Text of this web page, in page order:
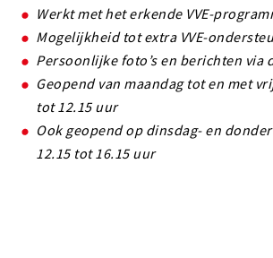
Werkt met het erkende VVE-
Mogelijkheid tot extra VVE-
Persoonlijke foto’s en berichten via
Geopend van maandag tot en met
tot 12.15 uur
Ook geopend op dinsdag- en
12.15 tot 16.15 uur